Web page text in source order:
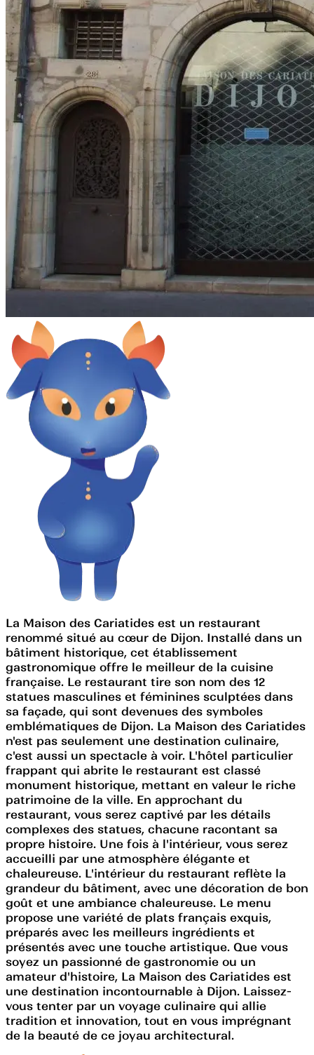
La Maison des Cariatides est un restaurant
renommé situé au cœur de Dijon. Installé dans un
bâtiment historique, cet établissement
gastronomique offre le meilleur de la cuisine
française. Le restaurant tire son nom des 12
statues masculines et féminines sculptées dans
sa façade, qui sont devenues des symboles
emblématiques de Dijon. La Maison des Cariatides
n'est pas seulement une destination culinaire,
c'est aussi un spectacle à voir. L'hôtel particulier
frappant qui abrite le restaurant est classé
monument historique, mettant en valeur le riche
patrimoine de la ville. En approchant du
restaurant, vous serez captivé par les détails
complexes des statues, chacune racontant sa
propre histoire. Une fois à l'intérieur, vous serez
accueilli par une atmosphère élégante et
chaleureuse. L'intérieur du restaurant reflète la
grandeur du bâtiment, avec une décoration de bon
goût et une ambiance chaleureuse. Le menu
propose une variété de plats français exquis,
préparés avec les meilleurs ingrédients et
présentés avec une touche artistique. Que vous
soyez un passionné de gastronomie ou un
amateur d'histoire, La Maison des Cariatides est
une destination incontournable à Dijon. Laissez-
vous tenter par un voyage culinaire qui allie
tradition et innovation, tout en vous imprégnant
de la beauté de ce joyau architectural.